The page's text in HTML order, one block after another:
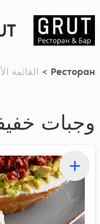
Ресторан
> القائمة
وجبات